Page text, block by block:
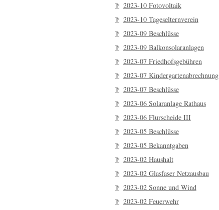
2023-10 Fotovoltaik
2023-10 Tageselternverein
2023-09 Beschlüsse
2023-09 Balkonsolaranlagen
2023-07 Friedhofsgebühren
2023-07 Kindergartenabrechnung
2023-07 Beschlüsse
2023-06 Solaranlage Rathaus
2023-06 Flurscheide III
2023-05 Beschlüsse
2023-05 Bekanntgaben
2023-02 Haushalt
2023-02 Glasfaser Netzausbau
2023-02 Sonne und Wind
2023-02 Feuerwehr